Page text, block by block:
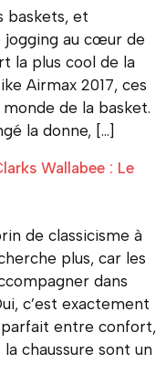
baskets, et
au cœur de
la plus cool de la
Airmax 2017, ces
de la basket.
la donne, […]
Wallabee : Le
de classicisme à
plus, car les
dans
c’est exactement
parfait entre confort,
chaussure sont un